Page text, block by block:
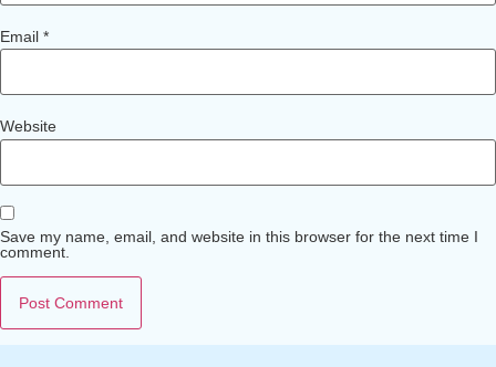
Email *
Website
Save my name, email, and website in this browser for the next time I
comment.